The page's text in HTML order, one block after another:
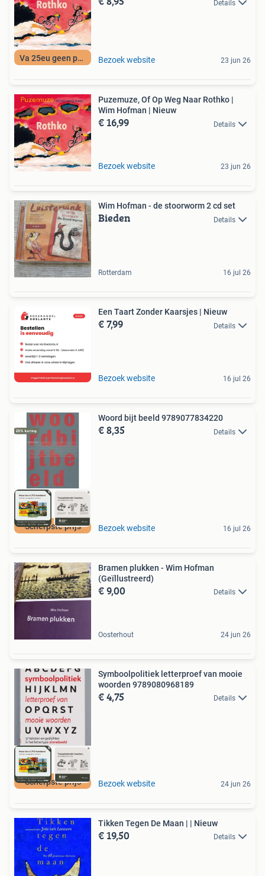
Va 25eu geen porto
Details
Bezoek website 23 jun 26
Puzemuze, Of Op Weg Naar Rothko |
Wim Hofman | Nieuw
€ 16,99 Details
Bezoek website 23 jun 26
Wim Hofman - de stoorworm 2 cd set
Bieden Details
Rotterdam 16 jul 26
Een Taart Zonder Kaarsjes | Nieuw
€ 7,99 Details
Bezoek website 16 jul 26
Scherpste prijs
Woord bijt beeld 9789077834220
€ 8,35 Details
Bezoek website 16 jul 26
Bramen plukken - Wim Hofman
(Geïllustreerd)
€ 9,00 Details
Oosterhout 24 jun 26
Scherpste prijs
Symboolpolitiek letterproef van mooie
woorden 9789080968189
€ 4,75 Details
Bezoek website 24 jun 26
Tikken Tegen De Maan | | Nieuw
€ 19,50 Details